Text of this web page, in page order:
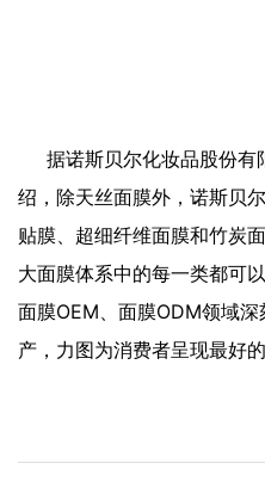
据诺斯贝尔化妆品股份有
绍，除天丝面膜外，诺斯贝
贴膜、超细纤维面膜和竹炭
大面膜体系中的每一类都可
面膜OEM、面膜ODM领域
产，力图为消费者呈现最好的